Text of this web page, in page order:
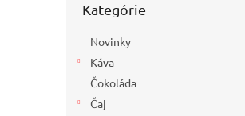
kategórie
Kategórie
Novinky
Káva
Čokoláda
Čaj